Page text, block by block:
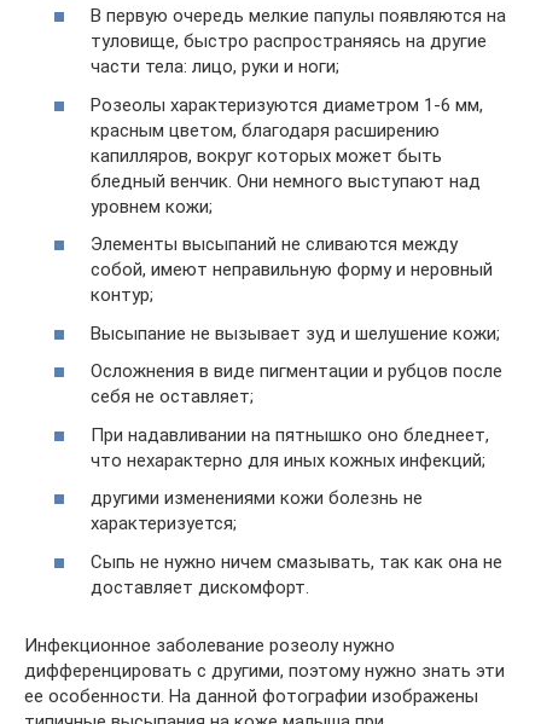
В первую очередь мелкие папулы появляются на
туловище, быстро распространяясь на другие
части тела: лицо, руки и ноги;
Розеолы характеризуются диаметром 1-6 мм,
красным цветом, благодаря расширению
капилляров, вокруг которых может быть
бледный венчик. Они немного выступают над
уровнем кожи;
Элементы высыпаний не сливаются между
собой, имеют неправильную форму и неровный
контур;
Высыпание не вызывает зуд и шелушение кожи;
Осложнения в виде пигментации и рубцов после
себя не оставляет;
При надавливании на пятнышко оно бледнеет,
что нехарактерно для иных кожных инфекций;
другими изменениями кожи болезнь не
характеризуется;
Сыпь не нужно ничем смазывать, так как она не
доставляет дискомфорт.
Инфекционное заболевание розеолу нужно
дифференцировать с другими, поэтому нужно знать эти
ее особенности. На данной фотографии изображены